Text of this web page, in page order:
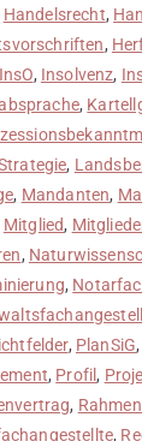
Handelsrecht,
,
InsO, Insolvenz,
,
,
, Mandanten,
Mitglied,
,
,
, PlanSiG,
, Profil,
,
,